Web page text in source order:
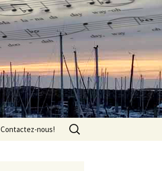
Contactez-nous!
Rechercher :